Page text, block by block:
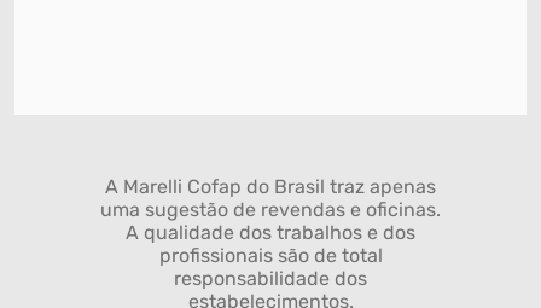
A Marelli Cofap do Brasil traz apenas
uma sugestão de revendas e oficinas.
A qualidade dos trabalhos e dos
profissionais são de total
responsabilidade dos
estabelecimentos.